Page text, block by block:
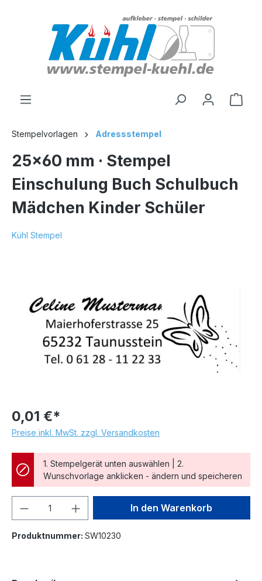
Stempelvorlagen Adressstempel
25x60 mm · Stempel
Einschulung Buch Schulbuch
Mädchen Kinder Schüler
Kühl Stempel
0,01 €*
Preise inkl. MwSt. zzgl. Versandkosten
1. Stempelgerät unten auswählen | 2.
Wunschvorlage anklicken - ändern und speicheren
Produkt Anzahl: Gib denIn den Warenkorb
Produktnummer: SW10230